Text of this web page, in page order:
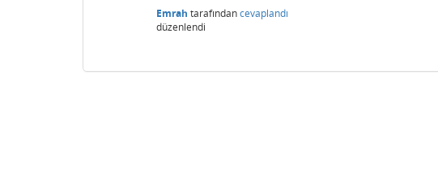
Emrah tarafındancevaplandı
düzenlendi